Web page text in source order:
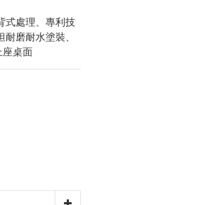
式處理、專利技
磨耐水塗裝、
座桌面